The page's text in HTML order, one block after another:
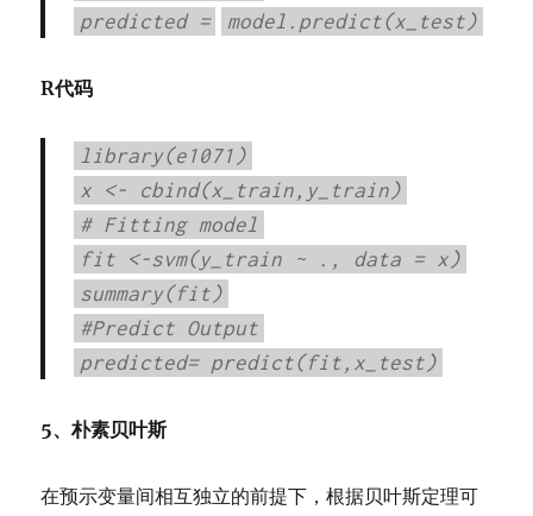
predicted = model.predict(x_test)
R代码
library(e1071)
x <- cbind(x_train,y_train)
# Fitting model
fit <-svm(y_train ~ ., data = x)
summary(fit)
#Predict Output
predicted= predict(fit,x_test)
5、朴素贝叶斯
在预示变量间相互独立的前提下，根据贝叶斯定理可